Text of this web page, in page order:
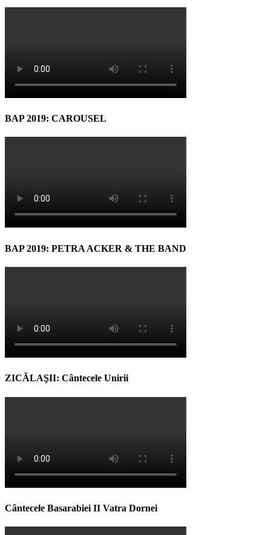
BAP 2019: CAROUSEL
BAP 2019: PETRA ACKER & THE BAND
ZICĂLAŞII: Cântecele Unirii
Cântecele Basarabiei II Vatra Dornei